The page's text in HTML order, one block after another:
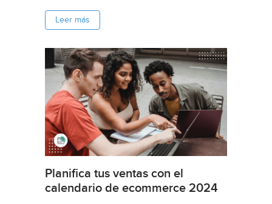
la consultora certificada por el
marketplace SalesUp, compartiremos
vender más en Mercado Libre...
Leer más
Planifica tus ventas con el
calendario de ecommerce 2024